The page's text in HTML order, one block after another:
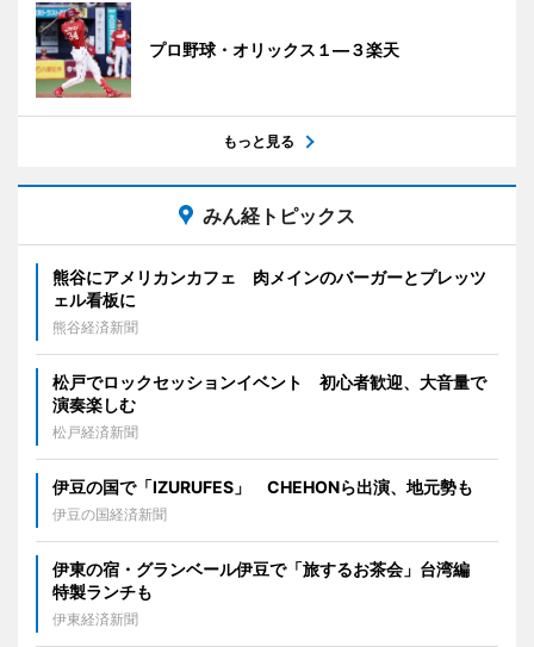
プロ野球・オリックス１―３楽天
もっと見る
みん経トピックス
熊谷にアメリカンカフェ 肉メインのバーガーとプレッツ
ェル看板に
熊谷経済新聞
松戸でロックセッションイベント 初心者歓迎、大音量で
演奏楽しむ
松戸経済新聞
伊豆の国で「IZURUFES」 CHEHONら出演、地元勢も
伊豆の国経済新聞
伊東の宿・グランベール伊豆で「旅するお茶会」台湾編
特製ランチも
伊東経済新聞